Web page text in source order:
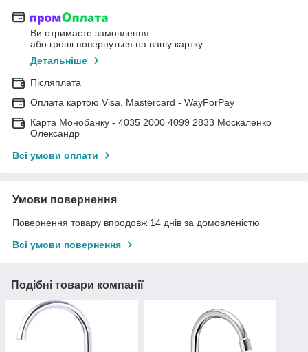
Ви отримаєте замовлення
або гроші повернуться на вашу картку
Детальніше
Післяплата
Оплата картою Visa, Mastercard - WayForPay
Карта Монобанку - 4035 2000 4099 2833 Москаленко
Олександр
Всі умови оплати
Умови повернення
Повернення товару впродовж 14 днів за домовленістю
Всі умови повернення
Подібні товари компанії